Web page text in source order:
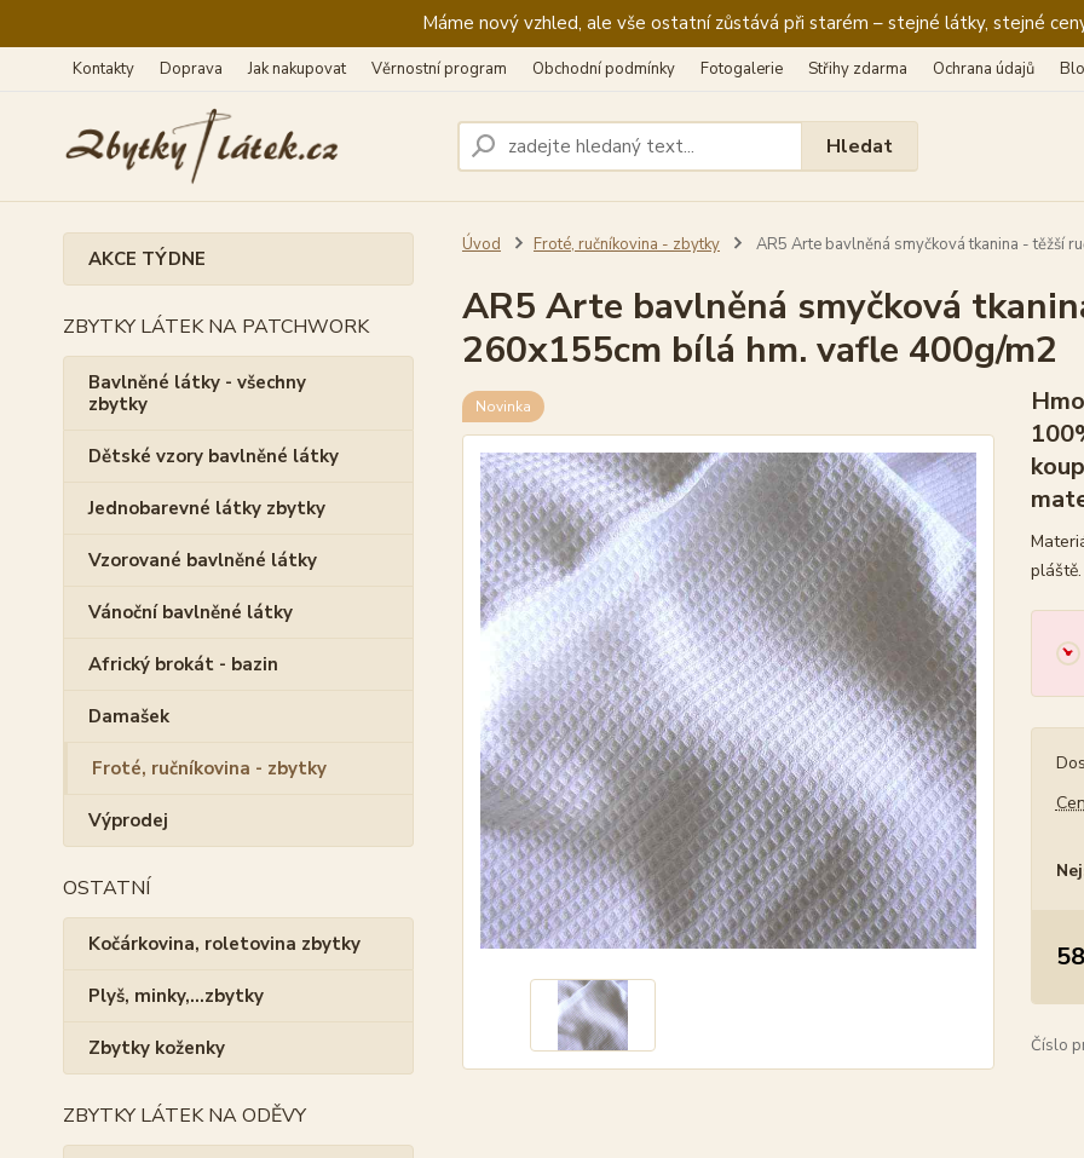
Máme nový vzhled, ale vše ostatní zůstává při starém – stejné látky, stejné
Kontakty Doprava Jak nakupovat Věrnostní program Obchodní podmínky Fotogalerie Střihy zdarma Ochrana údajů
Hledat
AKCE TÝDNE
ZBYTKY LÁTEK NA PATCHWORK
Bavlněné látky - všechny
zbytky
Dětské vzory bavlněné látky
Jednobarevné látky zbytky
Vzorované bavlněné látky
Vánoční bavlněné látky
Africký brokát - bazin
Damašek
Froté, ručníkovina - zbytky
Výprodej
OSTATNÍ
Kočárkovina, roletovina zbytky
Plyš, minky,...zbytky
Zbytky koženky
ZBYTKY LÁTEK NA ODĚVY
Úvod Froté, ručníkovina - zbytky AR5 Arte bavlněná smyčková tkanina - těžší
AR5 Arte bavlněná smyčková
260x155cm bílá hm. vafle 400g/m2
Novinka
Číslo